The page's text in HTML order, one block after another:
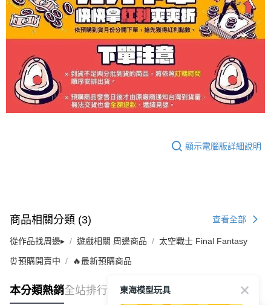
顯示電腦版詳細說明
商品相關分類 (3) 查看全部
從作品找周邊▸ 遊戲相關 周邊商品 太空戰士 Final Fantasy
⏰預購開賣中 🔥最新預購商品
本分類熱銷全站排行 東海模型玩具